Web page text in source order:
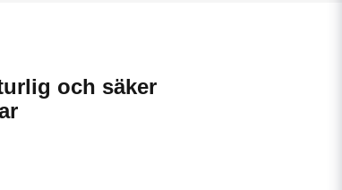
och säker